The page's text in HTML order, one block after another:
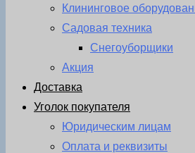
Клининговое
Садовая техника
Снегоуборщики
Акция
Доставка
Уголок покупателя
Юридическим лицам
Оплата и реквизиты